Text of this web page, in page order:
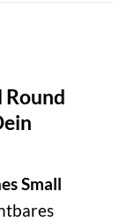
Round
Small